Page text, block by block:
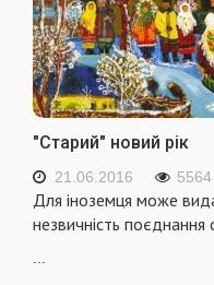
"Старий" новий рік
21.06.2016 5564
Для іноземця може
незвичність поєднання